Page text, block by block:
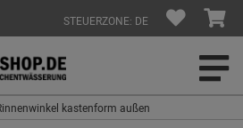
STEUERZONE: DE
kastenform außen